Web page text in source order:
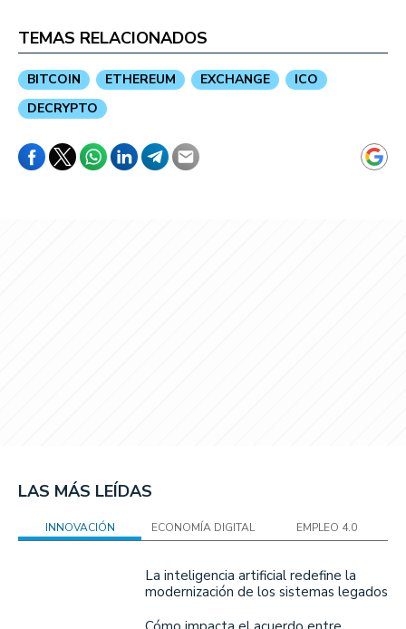
TEMAS RELACIONADOS
BITCOIN ETHEREUM EXCHANGE
ICO
DECRYPTO
LAS MÁS LEÍDAS
INNOVACIÓN ECONOMÍA DIGITAL EMPLEO 4.0
La inteligencia artificial redefine la
modernización de los sistemas legados